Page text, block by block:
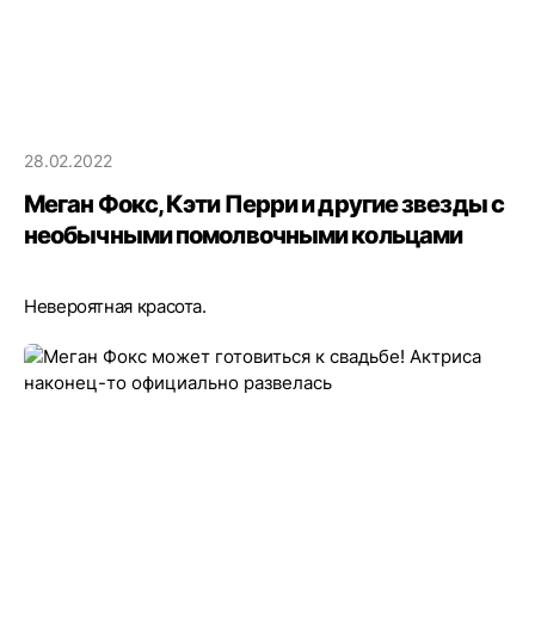
28.02.2022
Меган Фокс, Кэти Перри и другие звезды с
необычными помолвочными кольцами
Невероятная красота.